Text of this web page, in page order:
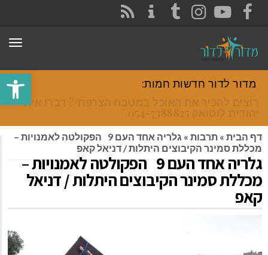
פתח
FACEBOOK
YOUTUBE
INSTAGRAM
TUMBLR
מדור לדור חדשות חמות:
רוצים להכיר את האוכל במטבח הצרפתי? דברו איתי
יהודית לוטואק 054-7388825.
דף הבית » תרבות »
גלריה אחד העם 9 הפקולטה לאמנויות –
מכללת סמינר הקיבוצים היתלות / דניאל קאפ
גלריה אחד העם 9 הפקולטה לאמנויות –
מכללת סמינר הקיבוצים היתלות / דניאל
קאפ